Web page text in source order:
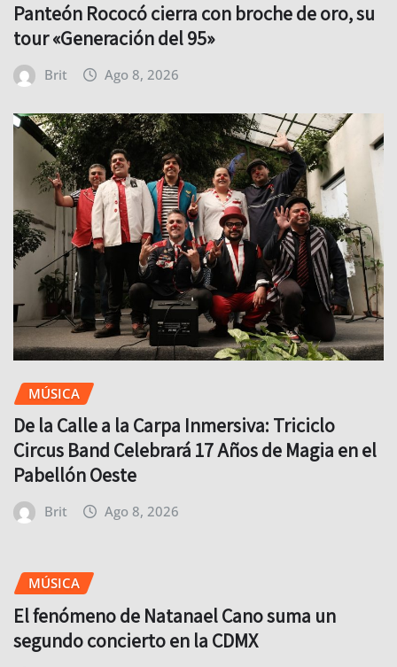
Panteón Rococó cierra con broche de oro, su
tour «Generación del 95»
Brit Ago 8, 2026
MÚSICA
De la Calle a la Carpa Inmersiva: Triciclo
Circus Band Celebrará 17 Años de Magia en el
Pabellón Oeste
Brit Ago 8, 2026
MÚSICA
El fenómeno de Natanael Cano suma un
segundo concierto en la CDMX